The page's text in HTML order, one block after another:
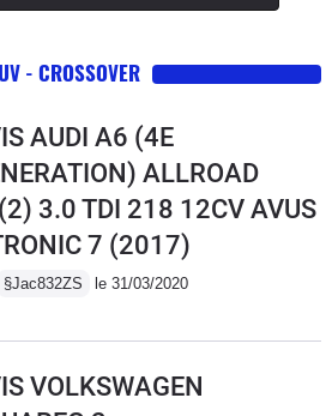
- CROSSOVER
AUDI A6 (4E
ALLROAD
3.0 TDI 218 12CV AVUS
7 (2017)
§Jac832ZS le 31/03/2020
VOLKSWAGEN